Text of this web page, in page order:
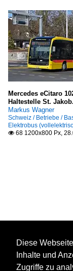
Mercedes eCitaro
Haltestelle St.
Markus Wagner
Schweiz / Betriebe /
Elektrobus
 68 1200x800 Px,
Diese
Inhalte und
Zugriffe zu